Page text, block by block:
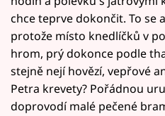
chce teprve dokončit. To se
protože místo knedlíčků v
hrom, prý dokonce podle
stejně nejí hovězí, vepřové
Petra krevety? Pořádnou
doprovodí malé pečené